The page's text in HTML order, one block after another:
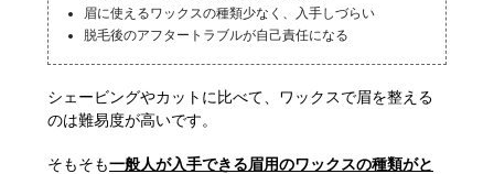
眉に使えるワックスの種類少なく、入手しづらい
脱毛後のアフタートラブルが自己責任になる
シェービングやカットに比べて、ワックスで眉を整える
のは難易度が高いです。
そもそも一般人が入手できる眉用のワックスの種類がと